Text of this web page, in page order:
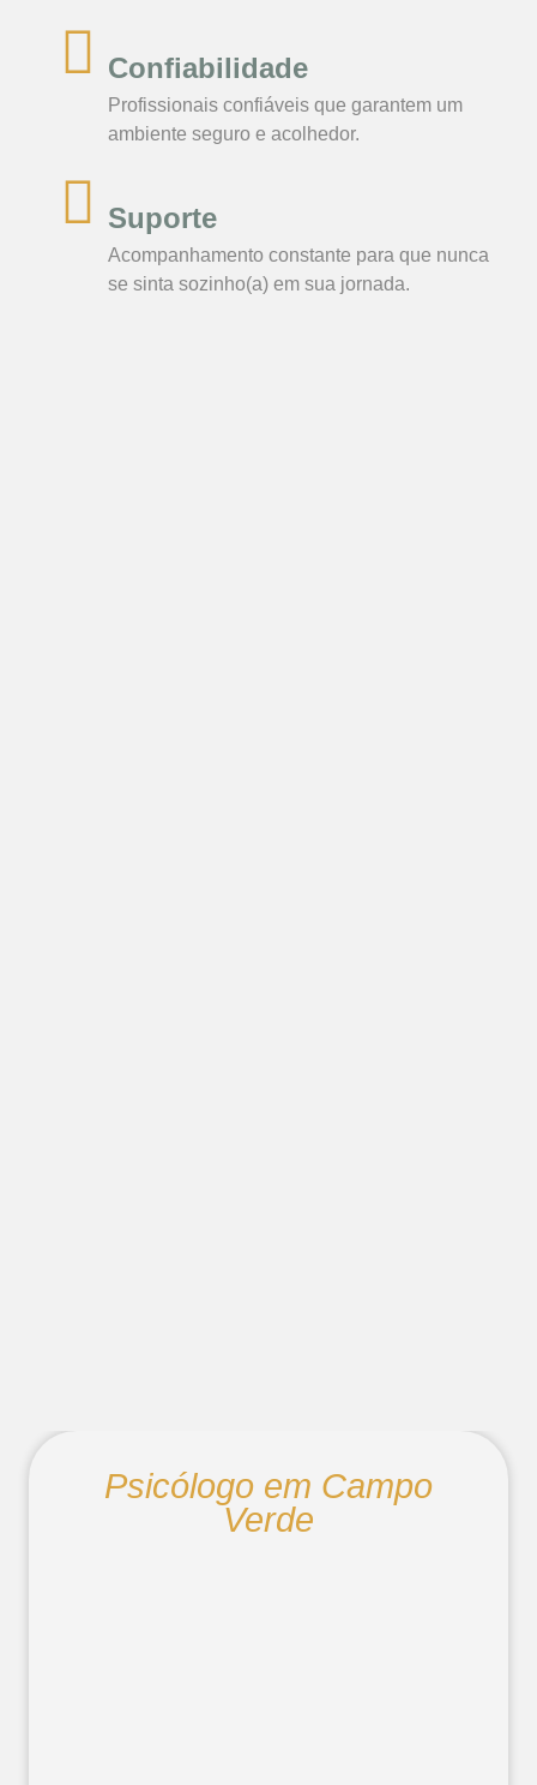
Confiabilidade
Profissionais confiáveis que garantem um
ambiente seguro e acolhedor.
Suporte
Acompanhamento constante para que nunca
se sinta sozinho(a) em sua jornada.
Psicólogo em Campo
Verde